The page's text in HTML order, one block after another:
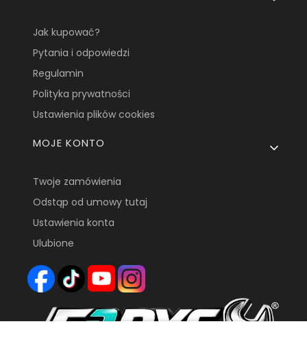
Jak kupować?
Pytania i odpowiedzi
Regulamin
Polityka prywatności
Ustawienia plików cookies
MOJE KONTO
Twoje zamówienia
Odstąp od umowy tutaj
Ustawienia konta
Ulubione